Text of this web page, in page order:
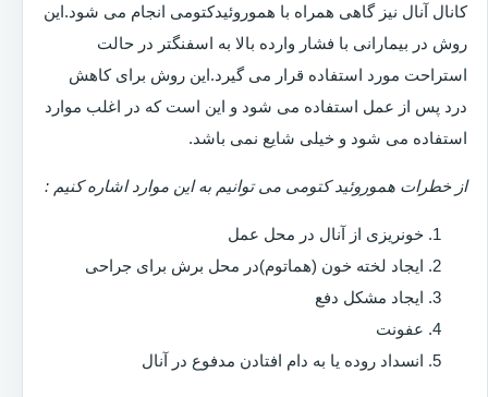
کانال آنال نیز گاهی همراه با هموروئیدکتومی انجام می شود.این
روش در بیمارانی با فشار وارده بالا به اسفنگتر در حالت
استراحت مورد استفاده قرار می گیرد.این روش برای کاهش
درد پس از عمل استفاده می شود و این است که در اغلب موارد
استفاده می شود و خیلی شایع نمی باشد.
از خطرات هموروئید کتومی می توانیم به این موارد اشاره کنیم :
خونریزی از آنال در محل عمل
ایجاد لخته خون (هماتوم)در محل برش برای جراحی
ایجاد مشکل دفع
عفونت
انسداد روده یا به دام افتادن مدفوع در آنال